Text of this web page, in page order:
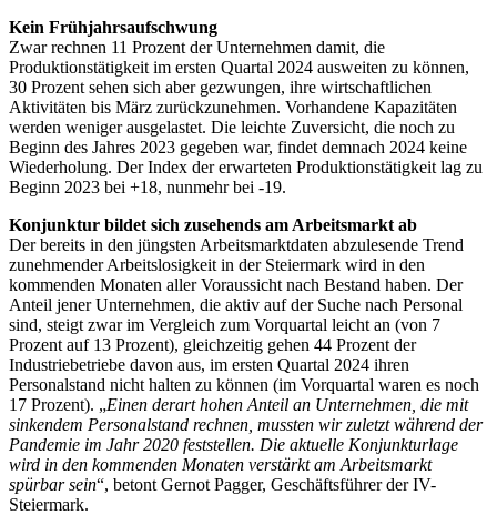
Kein Frühjahrsaufschwung
Zwar rechnen 11 Prozent der Unternehmen damit, die
Produktionstätigkeit im ersten Quartal 2024 ausweiten zu können,
30 Prozent sehen sich aber gezwungen, ihre wirtschaftlichen
Aktivitäten bis März zurückzunehmen. Vorhandene Kapazitäten
werden weniger ausgelastet. Die leichte Zuversicht, die noch zu
Beginn des Jahres 2023 gegeben war, findet demnach 2024 keine
Wiederholung. Der Index der erwarteten Produktionstätigkeit lag zu
Beginn 2023 bei +18, nunmehr bei -19.
Konjunktur bildet sich zusehends am Arbeitsmarkt ab
Der bereits in den jüngsten Arbeitsmarktdaten abzulesende Trend
zunehmender Arbeitslosigkeit in der Steiermark wird in den
kommenden Monaten aller Voraussicht nach Bestand haben. Der
Anteil jener Unternehmen, die aktiv auf der Suche nach Personal
sind, steigt zwar im Vergleich zum Vorquartal leicht an (von 7
Prozent auf 13 Prozent), gleichzeitig gehen 44 Prozent der
Industriebetriebe davon aus, im ersten Quartal 2024 ihren
Personalstand nicht halten zu können (im Vorquartal waren es noch
17 Prozent). „Einen derart hohen Anteil an Unternehmen, die mit
sinkendem Personalstand rechnen, mussten wir zuletzt während der
Pandemie im Jahr 2020 feststellen. Die aktuelle Konjunkturlage
wird in den kommenden Monaten verstärkt am Arbeitsmarkt
spürbar sein“, betont Gernot Pagger, Geschäftsführer der IV-
Steiermark.